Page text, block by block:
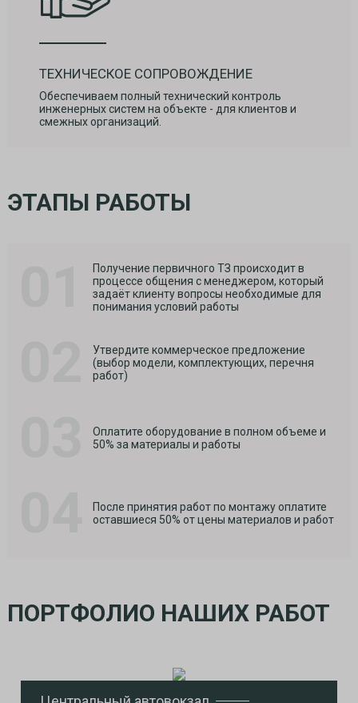
ТЕХНИЧЕСКОЕ СОПРОВОЖДЕНИЕ
Обеспечиваем полный технический контроль
инженерных систем на объекте - для клиентов и
смежных организаций.
ЭТАПЫ РАБОТЫ
Получение первичного ТЗ происходит в
процессе общения с менеджером, который
задаёт клиенту вопросы необходимые для
понимания условий работы
Утвердите коммерческое предложение
(выбор модели, комплектующих, перечня
работ)
Оплатите оборудование в полном объеме и
50% за материалы и работы
После принятия работ по монтажу оплатите
оставшиеся 50% от цены материалов и работ
ПОРТФОЛИО НАШИХ РАБОТ